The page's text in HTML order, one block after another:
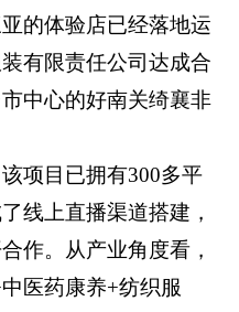
的体验店已经落地运
有限责任公司达成合
中心的好南关绮襄非
项目已拥有300多平
线上直播渠道搭建，
作。从产业角度看，
医药康养+纺织服